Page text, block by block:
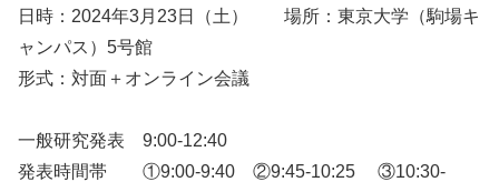
日時：2024年3月23日（土） 場所：東京大学（駒場キ
ャンパス）5号館
形式：対面＋オンライン会議
一般研究発表 9:00-12:40
発表時間帯 ①9:00-9:40 ②9:45-10:25 ③10:30-